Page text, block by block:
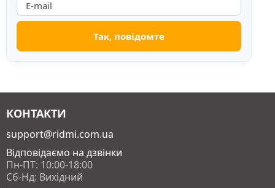
КОНТАКТИ
support@ridmi.com.ua
Відповідаємо на дзвінки
Пн-ПТ: 10:00-18:00
Сб-Нд: Вихідний